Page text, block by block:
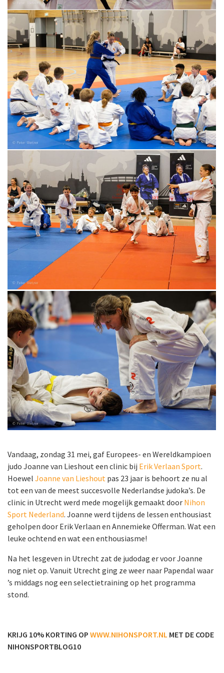
Vandaag, zondag 31 mei, gaf Europees- en Wereldkampioen
judo Joanne van Lieshout een clinic bij Erik Verlaan Sport.
Hoewel Joanne van Lieshout pas 23 jaar is behoort ze nu al
tot een van de meest succesvolle Nederlandse judoka’s. De
clinic in Utrecht werd mede mogelijk gemaakt door Nihon
Sport Nederland. Joanne werd tijdens de lessen enthousiast
geholpen door Erik Verlaan en Annemieke Offerman. Wat een
leuke ochtend en wat een enthousiasme!
Na het lesgeven in Utrecht zat de judodag er voor Joanne
nog niet op. Vanuit Utrecht ging ze weer naar Papendal waar
’s middags nog een selectietraining op het programma
stond.
KRIJG 10% KORTING OP WWW.NIHONSPORT.NL MET DE CODE
NIHONSPORTBLOG10